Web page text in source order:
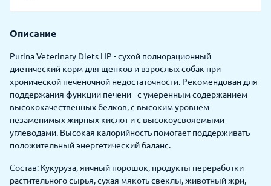
Описание
Purina Veterinary Diets HP - сухой полнорационный
диетический корм для щенков и взрослых собак при
хронической печеночной недостаточности. Рекомендован для
поддержания функции печени - с умеренным содержанием
высококачественных белков, с высоким уровнем
незаменимых жирных кислот и с высокоусвояемыми
углеводами. Высокая калорийность помогает поддерживать
положительный энергетический баланс.
Состав: Кукуруза, яичный порошок, продукты переработки
растительного сырья, сухая мякоть свеклы, животный жри,